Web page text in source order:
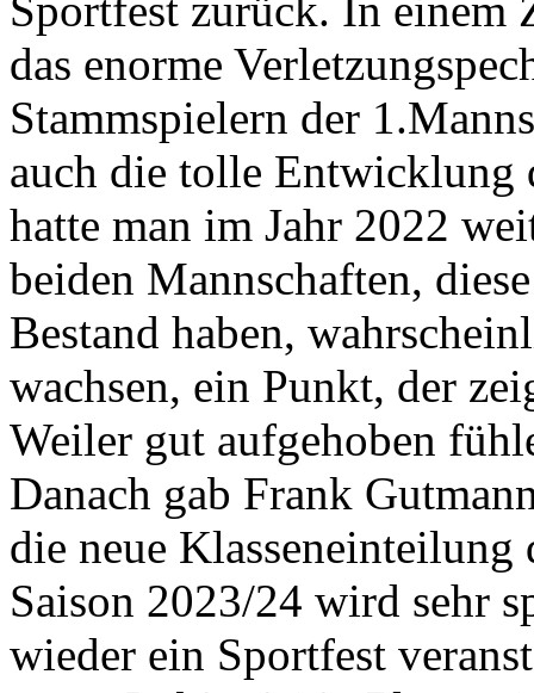
das enorme
Stammspielern der
auch die tolle Entwicklung
hatte man im Jahr 2022
beiden Mannschaften,
Bestand haben,
wachsen, ein Punkt, der
Weiler gut aufgehoben
Danach gab Frank
die neue
Saison 2023/24 wird sehr
wieder ein Sportfest